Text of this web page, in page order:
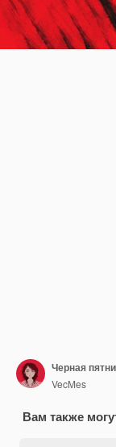
Черная
VecMes
Вам также